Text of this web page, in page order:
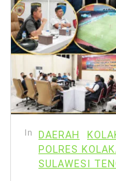
In DAERAH
POLRES
SULAWESI